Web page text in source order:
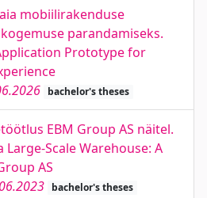
mobiilirakenduse
parandamiseks.
Prototype for
bachelor's theses
EBM Group AS näitel.
Large-Scale Warehouse: A
AS
bachelor's theses